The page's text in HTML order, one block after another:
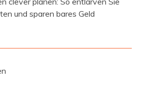
und sparen bares Geld